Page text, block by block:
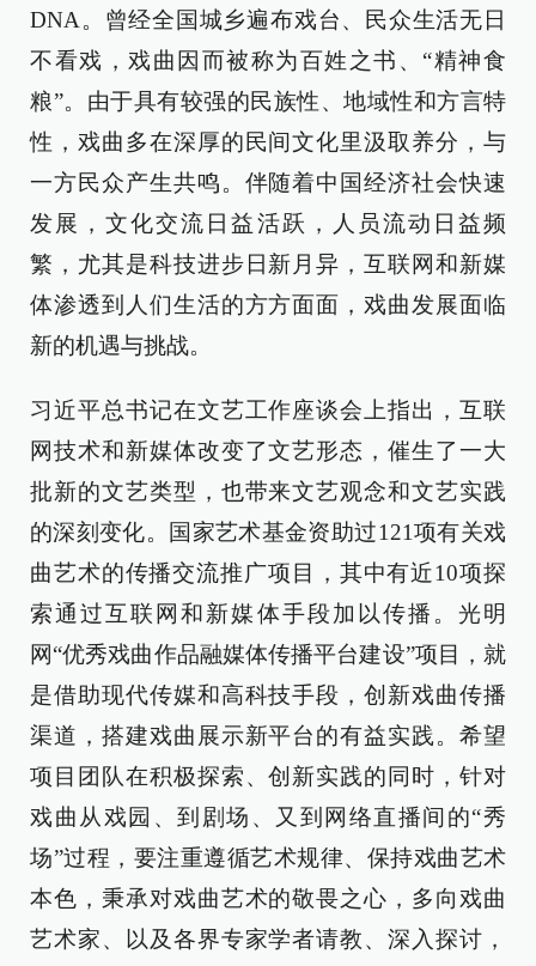
DNA。曾经全国城乡遍布戏台、民众生活无日
不看戏，戏曲因而被称为百姓之书、“精神食
粮”。由于具有较强的民族性、地域性和方言特
性，戏曲多在深厚的民间文化里汲取养分，与
一方民众产生共鸣。伴随着中国经济社会快速
发展，文化交流日益活跃，人员流动日益频
繁，尤其是科技进步日新月异，互联网和新媒
体渗透到人们生活的方方面面，戏曲发展面临
新的机遇与挑战。
习近平总书记在文艺工作座谈会上指出，互联
网技术和新媒体改变了文艺形态，催生了一大
批新的文艺类型，也带来文艺观念和文艺实践
的深刻变化。国家艺术基金资助过121项有关戏
曲艺术的传播交流推广项目，其中有近10项探
索通过互联网和新媒体手段加以传播。光明
网“优秀戏曲作品融媒体传播平台建设”项目，就
是借助现代传媒和高科技手段，创新戏曲传播
渠道，搭建戏曲展示新平台的有益实践。希望
项目团队在积极探索、创新实践的同时，针对
戏曲从戏园、到剧场、又到网络直播间的“秀
场”过程，要注重遵循艺术规律、保持戏曲艺术
本色，秉承对戏曲艺术的敬畏之心，多向戏曲
艺术家、以及各界专家学者请教、深入探讨，